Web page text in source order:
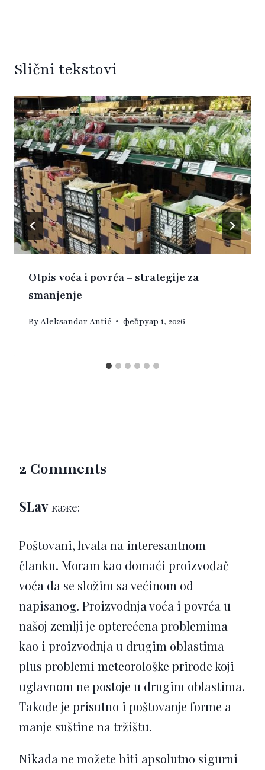
Slični tekstovi
Otpis voća i povrća – strategije za
smanjenje
ByAleksandar Antić фебруар 1, 2026
2 Comments
SLav каже:
Poštovani, hvala na interesantnom
članku. Moram kao domaći proizvođač
voća da se složim sa većinom od
napisanog. Proizvodnja voća i povrća u
našoj zemlji je opterećena problemima
kao i proizvodnja u drugim oblastima
plus problemi meteorološke prirode koji
uglavnom ne postoje u drugim oblastima.
Takođe je prisutno i poštovanje forme a
manje suštine na tržištu.
Nikada ne možete biti apsolutno sigurni